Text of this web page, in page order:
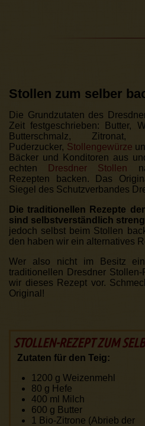
Stollen zum selber
Die Grundzutaten des
Zeit festgeschrieben: Butter,
Butterschmalz, Zitronat,
Puderzucker, Stollengewürze
Bäcker und Konditoren aus
echten
Dresdner Stollen
Rezepten backen. Das
Siegel des Schutzverbandes
Die traditionellen Rezepte
sind selbstverständlich
jedoch selbst beim Stollen
den haben wir ein alternatives
Wer also nicht im Besitz
traditionellen Dresdner
wir dieses Rezept vor.
Original!
STOLLEN-REZEPT ZUM
Zutaten für den Teig:
1200 g Weizenmehl
80 g Hefe
400 ml
Milch
600 g Butter
1
Bio-Zitrone (Abrieb der